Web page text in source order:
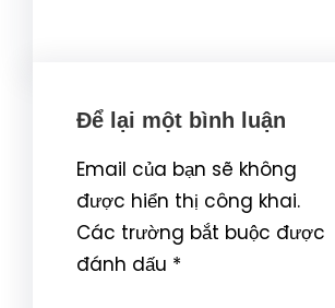
Để lại một bình luận
Email của bạn sẽ không
được hiển thị công khai.
Các trường bắt buộc được
đánh dấu *